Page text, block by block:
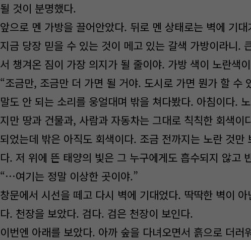
될 것이 분명했다.
앞으로 멘 가방을 끌어안았다. 뒤로 멘 상태로는 벽에 기
지금 당장 믿을 수 있는 것이 메고 있는 갈색 가방이라니.
서 챙겨온 짐이 가장 의지가 될 줄이야. 가방 색이 노란색
“조금만, 조금만 더 가면 될 거야. 도시로 가면 뭔가 할 수
말도 안 되는 소리를 웅얼대며 밖을 쳐다봤다. 아침이다.
지만 땅과 건물과, 사람과 자동차는 그대로 칙칙한 회색이
되었는데 밖은 아직도 회색이다. 조금 전까지는 노란 것만
다. 저 위에 뜬 태양의 빛은 그 누구에게도 흡수되지 않고
“…여기는 정말 이상한 곳이야.”
창문에서 시선을 떼고 다시 벽에 기대었다. 딱딱한 벽이
다. 천장을 보았다. 검다. 검은 천장이 보인다.
이번엔 아래를 보았다. 아까 숲을 다녀오면서 흙으로 더러